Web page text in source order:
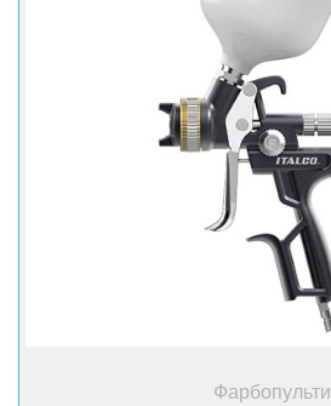
+ Купити
Фарбопульти